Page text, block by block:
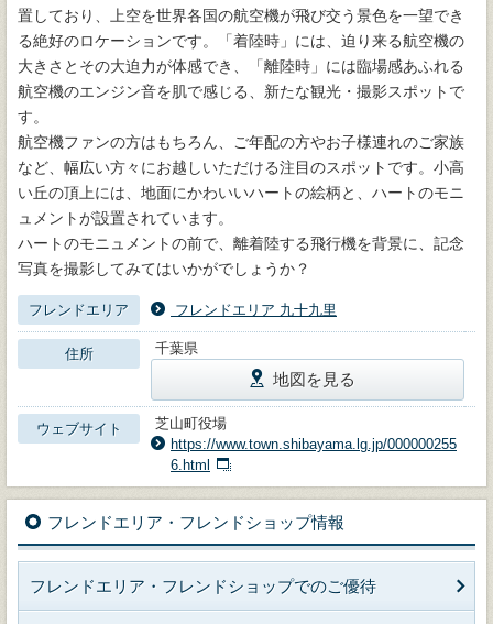
置しており、上空を世界各国の航空機が飛び交う景色を一望でき
る絶好のロケーションです。「着陸時」には、迫り来る航空機の
大きさとその大迫力が体感でき、「離陸時」には臨場感あふれる
航空機のエンジン音を肌で感じる、新たな観光・撮影スポットで
す。
航空機ファンの方はもちろん、ご年配の方やお子様連れのご家族
など、幅広い方々にお越しいただける注目のスポットです。小高
い丘の頂上には、地面にかわいいハートの絵柄と、ハートのモニ
ュメントが設置されています。
ハートのモニュメントの前で、離着陸する飛行機を背景に、記念
写真を撮影してみてはいかがでしょうか？
フレンドエリア フレンドエリア 九十九里
住所 千葉県
地図を見る
ウェブサイト
芝山町役場
https://www.town.shibayama.lg.jp/000000255
6.html
フレンドエリア・フレンドショップ情報
フレンドエリア・フレンドショップでのご優待